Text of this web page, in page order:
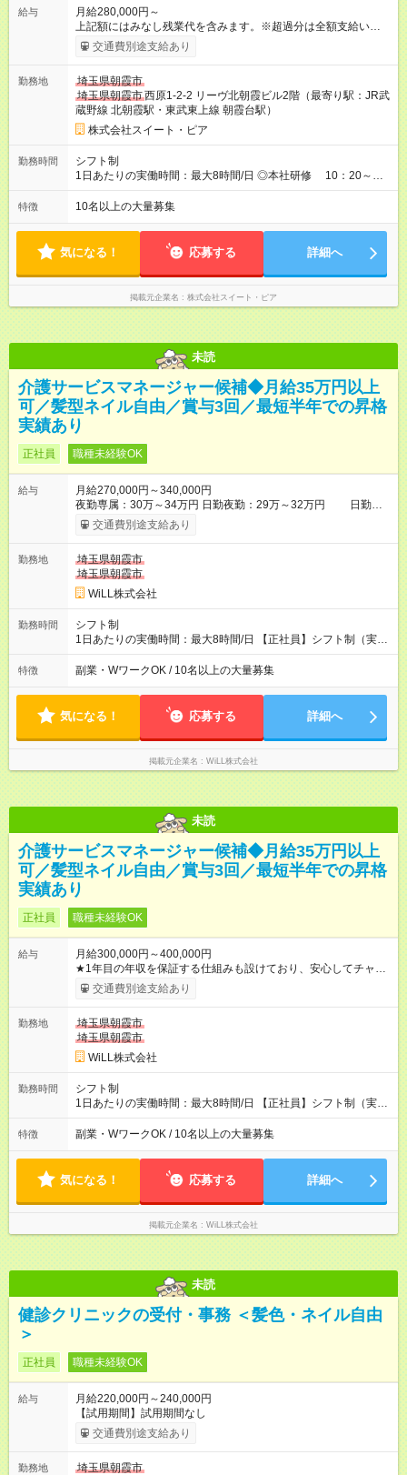
給与
月給280,000円～
上記額にはみなし残業代を含みます。※超過分は全額支給いたし
ます。 みなし残業代 60,546円／月 みなし残業時間 39.4時間／
月 ～選べる勤務体系～ ◎基本の働き方 ■休日：8日/月 月給28万
万9,454円+6万546円(固定残業代/39.4H相当を含む) また、月間
の休日が10日という勤務体系も選択可能です！実際にこの働き
方で勤務している先輩スタッフも多数！ 詳細は面接時にお伝え
をいたします！ ※残業代は固定残業時間に満たない場合でも支
給、超過分は「分単位」で支給いたします (平均残業時間：27
時間未満） 【試用期間中について】 試用期間3か月間の給与は
月給21万2,000円～21万9,900円(基本給 21万2,000円 ～基本給
遇に変更はありません。 【試用期間】試用期間あり 試用期間の
長さ：3ヶ月 ※ 雇用形態と給与に、本採用時と異なる部分があり
ます。 雇用形態：本採用時と同じです。 給与：月給 212,000
円 ～ 220,000円 上記額にはみなし残業代を含みます。※超過分
は全額支給いたします。 みなし残業代 7,900円以上／月 みなし
残業時間 5.1時間／月
交通費別途支給あり
勤務地
埼玉県朝霞市
埼玉県朝霞市西原1-2-2 リーヴ北朝霞ビル2階（最寄り駅：JR武
蔵野線 北朝霞駅・東武東上線 朝霞台駅）
株式会社スイート・ピア
勤務時間
シフト制
1日あたりの実働時間：最大8時間/日 ◎本社研修 10：20～
19：20（実働8時間） 営業時間 ◎平日 11時～20時 ◎土曜 11時
～19時 ◎日祝 11時～18時 ・月平均残業時間は27時間未満で
す。 ・平日と土日祝で勤務時間が異なる為、月全体でバランス
が取れるようシフトを組んでいます。
特徴 10名以上の大量募集
気になる！ 応募する 詳細へ
掲載元企業名 株式会社スイート・ピア
未読
介護サービスマネージャー候補◆月給35万円以上
可／髪型ネイル自由／賞与3回／最短半年での昇格
実績あり
正社員 職種未経験OK
給与
月給270,000円～340,000円
夜勤専属：30万～34万円 日勤夜勤：29万～32万円 日勤専
属：27万～28万円 【試用期間】試用期間あり 試用期間の長さ：
3ヶ月 ※ 雇用形態と給与に、本採用時と異なる部分があります。
交通費別途支給あり
勤務地
埼玉県朝霞市
埼玉県朝霞市
WiLL株式会社
勤務時間
シフト制
1日あたりの実働時間：最大8時間/日 【正社員】シフト制（実働
8時間） 【アルバイト】週1日・8hから勤務可能 ◎勤務例 日勤／
9時～18時（休憩60分） 夜勤／22時～翌7時（休憩60分） ◎働
りなど、ご希望の働き方をお気軽にご相談ください。
特徴 副業・WワークOK / 10名以上の大量募集
気になる！ 応募する 詳細へ
掲載元企業名 WiLL株式会社
未読
介護サービスマネージャー候補◆月給35万円以上
可／髪型ネイル自由／賞与3回／最短半年での昇格
実績あり
正社員 職種未経験OK
給与
月給300,000円～400,000円
★1年目の年収を保証する仕組みも設けており、安心してチャレ
ンジいただける環境です。 【正社員】 月給30万円～40万円＋各
種手当＋賞与年3回 【アルバイト】 時給1800円～2500円 ※研修
長さ：3ヶ月 ※ 雇用形態と給与に、本採用時と異なる部分があり
ます。 雇用形態：中途採用（契約社員） 給与：本採用時と同じ
です。
交通費別途支給あり
勤務地
埼玉県朝霞市
埼玉県朝霞市
WiLL株式会社
勤務時間
シフト制
1日あたりの実働時間：最大8時間/日 【正社員】シフト制（実働
8時間） 【アルバイト】週1日・8hから勤務可能 ◎勤務例 日勤／
9時～18時（休憩60分） 夜勤／22時～翌7時（休憩60分） ◎働
りなど、ご希望の働き方をお気軽にご相談ください。
特徴 副業・WワークOK / 10名以上の大量募集
気になる！ 応募する 詳細へ
掲載元企業名 WiLL株式会社
未読
健診クリニックの受付・事務 ＜髪色・ネイル自由
＞
正社員 職種未経験OK
給与
月給220,000円～240,000円
【試用期間】試用期間なし
交通費別途支給あり
勤務地
埼玉県朝霞市